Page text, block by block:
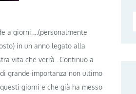
a giorni …(personalmente
in un anno legato alla
vita che verrà ..Continuo a
grande importanza non ultimo
giorni e che già ha messo